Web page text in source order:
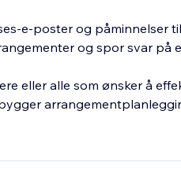
e-poster og påminnelser
og spor svar på
eller alle som ønsker å